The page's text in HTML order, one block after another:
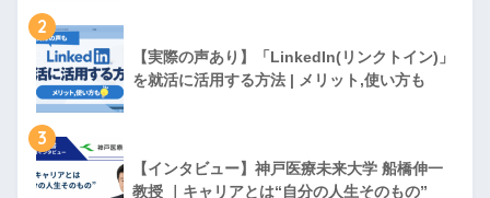
2
【実際の声あり】「LinkedIn(リンクトイン)」
を就活に活用する方法 | メリット,使い方も
3
【インタビュー】神戸医療未来大学 船橋伸一
教授 ｜キャリアとは“自分の人生そのもの”